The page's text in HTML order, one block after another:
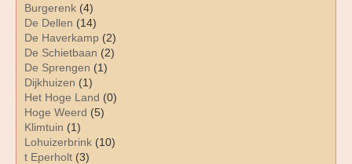
Burgerenk (4)
De Dellen (14)
De Haverkamp (2)
De Schietbaan (2)
De Sprengen (1)
Dijkhuizen (1)
Het Hoge Land (0)
Hoge Weerd (5)
Klimtuin (1)
Lohuizerbrink (10)
t Eperholt (3)